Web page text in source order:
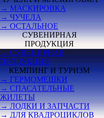
→ МАСКИРОВКА
→ ЧУЧЕЛА
→ ОСТАЛЬНОЕ
СУВЕНИРНАЯ
ПРОДУКЦИЯ
→ СУВЕНИРНАЯ
ПРОДУКЦИЯ
КЕМПИНГ И ТУРИЗМ
→ ГЕРМОМЕШКИ
→ СПАСАТЕЛЬНЫЕ
ЖИЛЕТЫ
→ ЛОДКИ И ЗАПЧАСТИ
→ ДЛЯ КВАДРОЦИКЛОВ